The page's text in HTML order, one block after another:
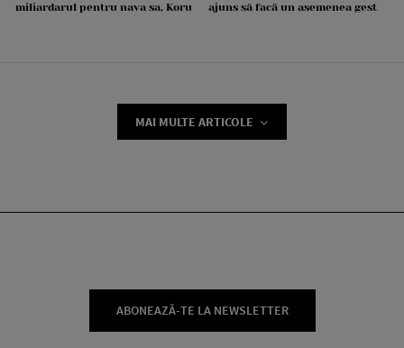
miliardarul pentru nava sa, Koru
ajuns să facă un asemenea gest
MAI MULTE ARTICOLE
ABONEAZĂ-TE LA NEWSLETTER